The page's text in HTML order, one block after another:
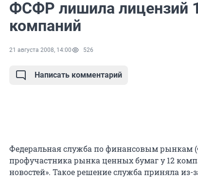
ФСФР лишила лицензий
компаний
21 августа 2008, 14:00 526
Написать комментарий
Федеральная служба по финансовым рынкам
профучастника рынка ценных бумаг у 12
новостей». Такое решение служба приняла из-